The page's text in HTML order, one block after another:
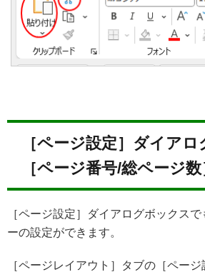
［ページ設定］ダイア
［ページ番号/総ページ
［ページ設定］ダイアログボックス
ーの設定ができます。
［ページレイアウト］タブの［ペー